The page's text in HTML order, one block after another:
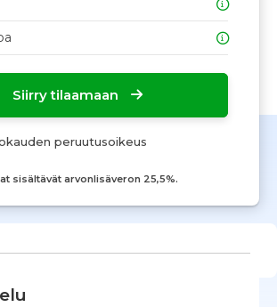
Siirry tilaamaan
peruutusoikeus
sisältävät arvonlisäveron 25,5%.